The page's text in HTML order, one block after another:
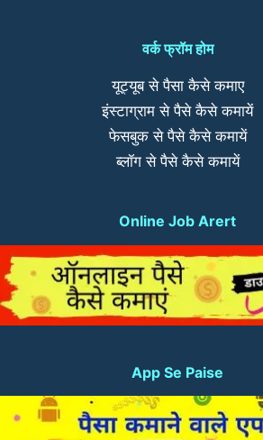
वर्क फ्रॉम होम
यूट्यूब से पैसा कैसे कमाए
इंस्टाग्राम से पैसे कैसे कमायें
फेसबुक से पैसे कैसे कमायें
ब्लॉग से पैसे कैसे कमायें
Online Job Arert
App Se Paise